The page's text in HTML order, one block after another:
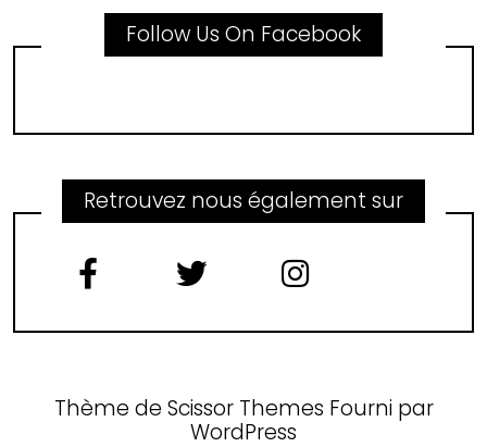
Follow Us On Facebook
Retrouvez nous également sur
Thème de Scissor Themes Fourni par
WordPress